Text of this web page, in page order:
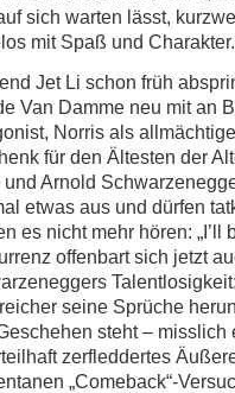
sich warten lässt,
mit Spaß und Charakter.
Jet Li schon früh
Van Damme neu mit an
Norris als
für den Ältesten der
Arnold
etwas aus und dürfen
es nicht mehr hören: „I’ll
offenbart sich jetzt
seine Sprüche
steht –
zerfleddertes
„Comeback“-